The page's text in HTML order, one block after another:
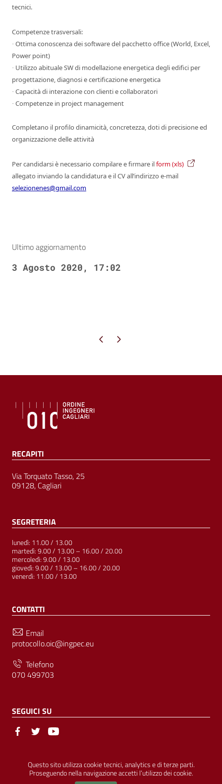
Questo sito utilizza cookie tecnici, analytics e di terze parti.
Proseguendo nella navigazione accetti l’utilizzo dei cookie.
tecnici.
Competenze trasversali:
· Ottima conoscenza dei software del pacchetto office (World, Excel,
Power point)
· Utilizzo abituale SW di modellazione energetica degli edifici per
progettazione, diagnosi e certificazione energetica
· Capacità di interazione con clienti e collaboratori
· Competenze in project management
Completano il profilo dinamicità, concretezza, doti di precisione ed
organizzazione delle attività
Per candidarsi è necessario compilare e firmare ilform (xls)
allegato inviando la candidatura e il CV all’indirizzo e-mail
selezionenes@gmail.com
Ultimo aggiornamento
3 Agosto 2020, 17:02
Pagina precedente
Pagina successiva
RECAPITI
Via Torquato Tasso, 25
09128, Cagliari
SEGRETERIA
lunedì: 11.00 / 13.00
martedì: 9.00 / 13.00 – 16.00 / 20.00
mercoledì: 9.00 / 13.00
giovedì: 9.00 / 13.00 – 16.00 / 20.00
venerdì: 11.00 / 13.00
CONTATTI
Email
protocollo.oic@ingpec.eu
Telefono
070 499703
SEGUICI SU
Sezione Link Utili
© Ordine degli Ingegneri della Provincia di Cagliari | P.IVA
00458800927 |Amministrazione Trasparente | Pubblicità Legale